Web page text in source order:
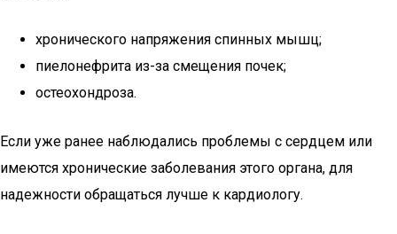
хронического напряжения спинных мышц;
пиелонефрита из-за смещения почек;
остеохондроза.
Если уже ранее наблюдались проблемы с сердцем или
имеются хронические заболевания этого органа, для
надежности обращаться лучше к кардиологу.